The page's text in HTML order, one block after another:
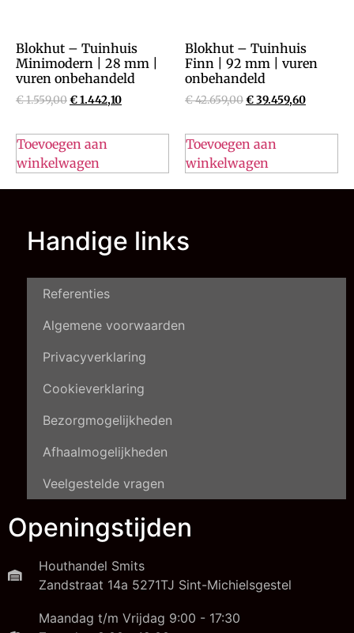
Blokhut – Tuinhuis
Minimodern | 28 mm |
vuren onbehandeld
€1.559,00€1.442,10
Toevoegen aan
winkelwagen
Blokhut – Tuinhuis
Finn | 92 mm | vuren
onbehandeld
€42.659,00€39.459,60
Toevoegen aan
winkelwagen
Handige links
Referenties
Algemene voorwaarden
Privacyverklaring
Cookieverklaring
Bezorgmogelijkheden
Afhaalmogelijkheden
Veelgestelde vragen
Openingstijden
Houthandel Smits
Zandstraat 14a 5271TJ Sint-Michielsgestel
Maandag t/m Vrijdag 9:00 - 17:30